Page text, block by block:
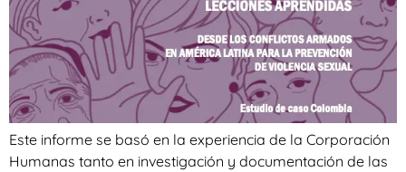
Este informe se basó en la experiencia de la Corporación
Humanas tanto en investigación y documentación de las